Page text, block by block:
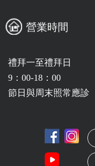
營業時間
禮拜一至禮拜日
9：00-18：00
節日與周末照常應診